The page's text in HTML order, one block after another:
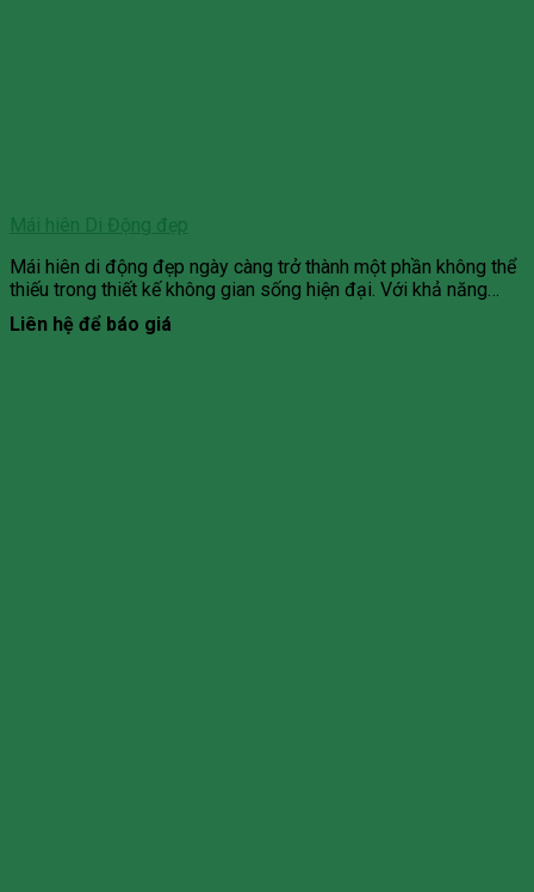
Mái hiên Di Động đẹp
Mái hiên di động đẹp ngày càng trở thành một phần không thể
thiếu trong thiết kế không gian sống hiện đại. Với khả năng…
Liên hệ để báo giá